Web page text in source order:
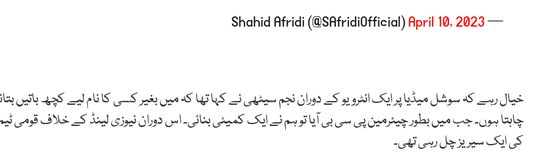
— Shahid Afridi (@SAfridiOfficial)
April 10, 2023
خیال رہے کہ سوشل میڈیا پر ایک انٹرویو کے دوران نجم سیٹھی نے کہا تھا کہ میں بغیر کسی کا نام لیے کچھ باتیں
چاہتا ہوں۔ جب میں بطور چیئرمین پی سی بی آیا تو ہم نے ایک کمیٹی بنائی۔ اس دوران نیوزی لینڈ کے خلاف قومی
کی ایک سیریز چل رہی تھی۔